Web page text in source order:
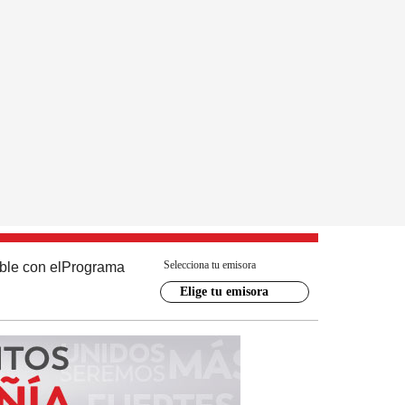
con el Programa Selecciona tu emisora
Elige tu emisora